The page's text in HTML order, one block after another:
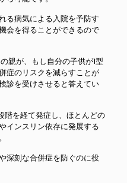
る病気による入院を予防す
会を得ることができるので
親が、もし自分の子供が1型
症のリスクを減らすことが
診を受けさせると答えてい
階を経て発症し、ほとんどの
インスリン依存に発展する
深刻な合併症を防ぐのに役